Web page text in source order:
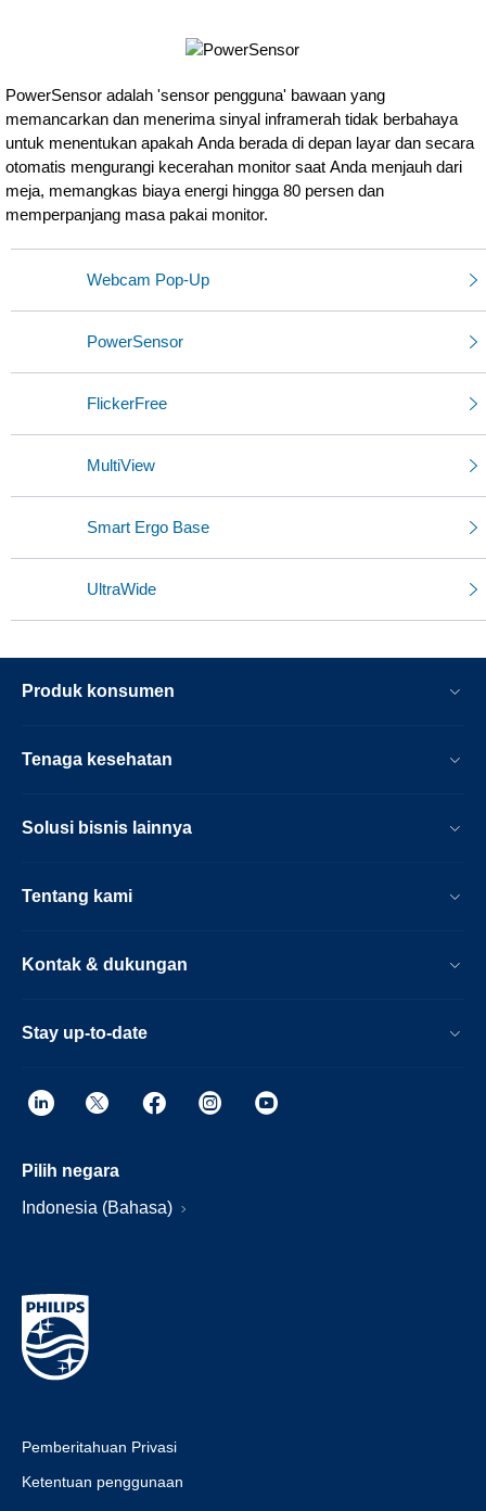
PowerSensor adalah 'sensor pengguna' bawaan yang
memancarkan dan menerima sinyal inframerah tidak berbahaya
untuk menentukan apakah Anda berada di depan layar dan secara
otomatis mengurangi kecerahan monitor saat Anda menjauh dari
meja, memangkas biaya energi hingga 80 persen dan
memperpanjang masa pakai monitor.
Webcam Pop-Up
PowerSensor
FlickerFree
MultiView
Smart Ergo Base
UltraWide
Produk konsumen
Tenaga kesehatan
Solusi bisnis lainnya
Tentang kami
Kontak & dukungan
Stay up-to-date
Pilih negara
Indonesia (Bahasa)
Pemberitahuan Privasi
Ketentuan penggunaan